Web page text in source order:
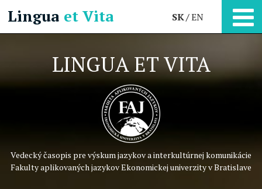
Lingua et Vita SK EN
LINGUA ET VITA
Vedecký časopis pre výskum jazykov a interkultúrnej komunikácie
Fakulty aplikovaných jazykov Ekonomickej univerzity v Bratislave